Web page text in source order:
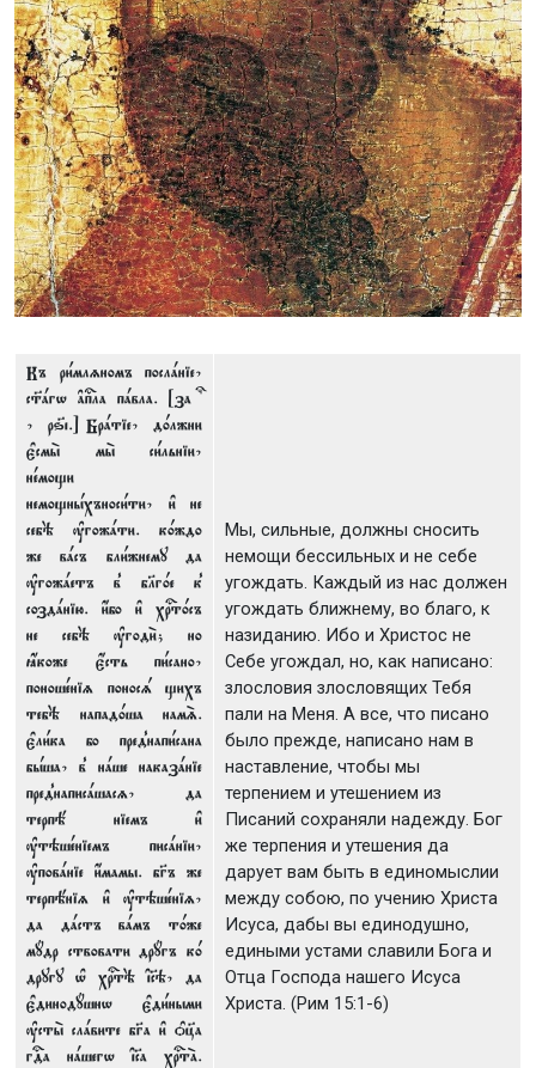
Къ ри1млzномъ послaніе,
с™aгw ґпcла пaвла. [за ?
, рѕ7i.] Брaтіе, д0лжни
є3смы2 мы2 си1льніи,
нeмощи
немощнhхъноси1ти, и3 не
себЁ ўгожaти. к0ждо
же вaсъ бли1жнему да
ўгожaетъ в8 бlг0е к8
создaнію. и4бо и3 хrт0съ
не себЁ ўгоди2; но
ћкоже є4сть пи1сано,
поношeніz поносs щихъ
тебЁ напад0ша намS.
є3ли1ка бо пред8напи1сана
бhша, в8 нaше наказaніе
пред8написaшасz, да
терпё ніемъ и3
ўтэшeніемъ писaніи,
ўповaніе и4мамы. бGъ же
терпёніz и3 ўтэшeніz,
да дaстъ вaмъ т0же
мyдр ствовати дрyгъ к0
другу њ хrтЁ ї©э, да
є3динодyшнw є3ди1ными
ўсты2 слaвите бGа и3 nц7а
гDа нaшегw ї©а хrтA.
Мы, сильные, должны сносить
немощи бессильных и не себе
угождать. Каждый из нас должен
угождать ближнему, во благо, к
назиданию. Ибо и Христос не
Себе угождал, но, как написано:
злословия злословящих Тебя
пали на Меня. А все, что писано
было прежде, написано нам в
наставление, чтобы мы
терпением и утешением из
Писаний сохраняли надежду. Бог
же терпения и утешения да
дарует вам быть в единомыслии
между собою, по учению Христа
Исуса, дабы вы единодушно,
едиными устами славили Бога и
Отца Господа нашего Исуса
Христа. (Рим 15:1-6)